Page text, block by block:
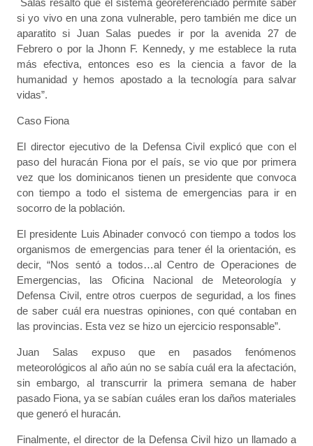
Salas resaltó que el sistema georeferenciado permite saber
si yo vivo en una zona vulnerable, pero también me dice un
aparatito si Juan Salas puedes ir por la avenida 27 de
Febrero o por la Jhonn F. Kennedy, y me establece la ruta
más efectiva, entonces eso es la ciencia a favor de la
humanidad y hemos apostado a la tecnología para salvar
vidas”.
Caso Fiona
El director ejecutivo de la Defensa Civil explicó que con el
paso del huracán Fiona por el país, se vio que por primera
vez que los dominicanos tienen un presidente que convoca
con tiempo a todo el sistema de emergencias para ir en
socorro de la población.
El presidente Luis Abinader convocó con tiempo a todos los
organismos de emergencias para tener él la orientación, es
decir, “Nos sentó a todos…al Centro de Operaciones de
Emergencias, las Oficina Nacional de Meteorología y
Defensa Civil, entre otros cuerpos de seguridad, a los fines
de saber cuál era nuestras opiniones, con qué contaban en
las provincias. Esta vez se hizo un ejercicio responsable”.
Juan Salas expuso que en pasados fenómenos
meteorológicos al año aún no se sabía cuál era la afectación,
sin embargo, al transcurrir la primera semana de haber
pasado Fiona, ya se sabían cuáles eran los daños materiales
que generó el huracán.
Finalmente, el director de la Defensa Civil hizo un llamado a